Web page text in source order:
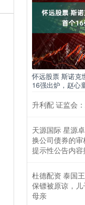
怀远股票 斯诺克
16强出炉，赵心
升利配 证监会
天源国际 星源
换公司债券的
提示性公告内容
杜德配资 泰国
保镖被原谅，儿
母亲